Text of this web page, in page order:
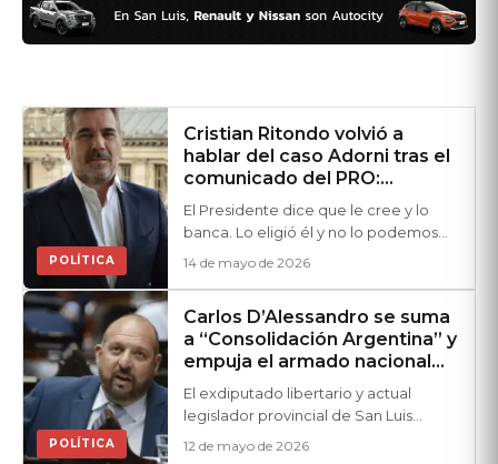
POLÍTICA
Cristian Ritondo volvió a
hablar del caso Adorni tras el
comunicado del PRO:
“Argentina necesita que no
haya ruido”
El Presidente dice que le cree y lo
banca. Lo eligió él y no lo podemos
sacar nosotros”, aseguró con
dirigente habló del futuro político del
partido amarillo.
14 de mayo de 2026
POLÍTICA
Carlos D’Alessandro se suma
a “Consolidación Argentina” y
empuja el armado nacional
de Dante Gebel
El exdiputado libertario y actual
legislador provincial de San Luis
oficializó su incorporación al espacio
12 de mayo de 2026